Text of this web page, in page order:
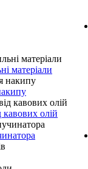
матеріали
олій